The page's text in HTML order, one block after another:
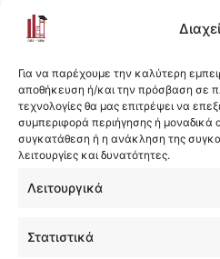
Για να παρέχουμε την καλύτερη
αποθήκευση ή/και την πρόσβαση σε
τεχνολογίες θα μας επιτρέψει να
συμπεριφορά περιήγησης ή μοναδικά
συγκατάθεση ή η ανάκληση της
λειτουργίες και δυνατότητες.
Λειτουργικά
Στατιστικά